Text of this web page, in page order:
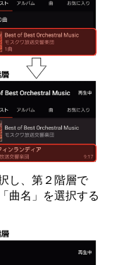
し、第２階層で
曲名」を選択する